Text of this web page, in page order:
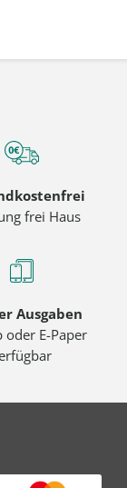
frei Haus
Ausgaben
oder E-Paper